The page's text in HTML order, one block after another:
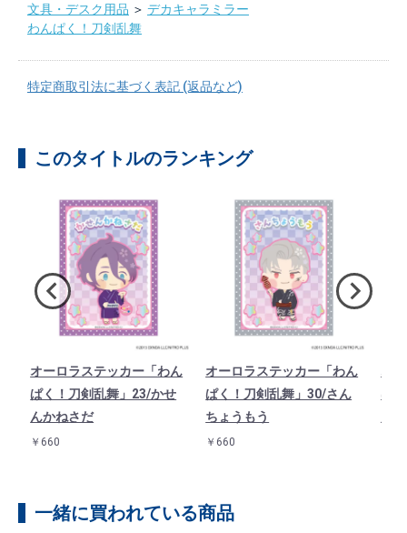
文具・デスク用品 ＞ デカキャラミラー
わんぱく！刀剣乱舞
特定商取引法に基づく表記 (返品など)
このタイトルのランキング
オーロラステッカー「わん
ぱく！刀剣乱舞」23/かせ
んかねさだ
￥660
オーロラステッカー「わん
ぱく！刀剣乱舞」30/さん
ちょうもう
￥660
ぱ
一緒に買われている商品